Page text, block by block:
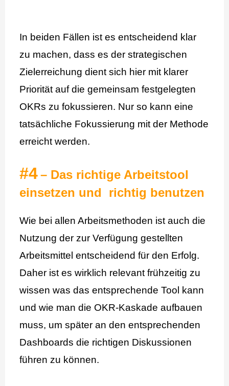
In beiden Fällen ist es entscheidend klar
zu machen, dass es der strategischen
Zielerreichung dient sich hier mit klarer
Priorität auf die gemeinsam festgelegten
OKRs zu fokussieren. Nur so kann eine
tatsächliche Fokussierung mit der Methode
erreicht werden.
#4– Das richtige Arbeitstool
einsetzen und richtig benutzen
Wie bei allen Arbeitsmethoden ist auch die
Nutzung der zur Verfügung gestellten
Arbeitsmittel entscheidend für den Erfolg.
Daher ist es wirklich relevant frühzeitig zu
wissen was das entsprechende Tool kann
und wie man die OKR-Kaskade aufbauen
muss, um später an den entsprechenden
Dashboards die richtigen Diskussionen
führen zu können.